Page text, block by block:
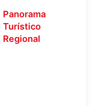
Panorama
Turístico
Regional